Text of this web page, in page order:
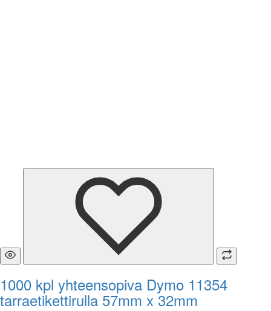
1000 kpl yhteensopiva Dymo 11354
tarraetikettirulla 57mm x 32mm